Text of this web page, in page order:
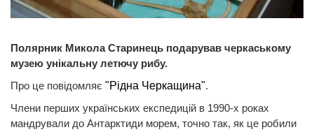
Полярник Микола Старинець подарував черкаському
музею унікальну летючу рибу.
Про це повідомляє "Рідна Черкащина".
Члени перших українських експедицій в 1990-х роках
мандрували до Антарктиди морем, точно так, як це робили